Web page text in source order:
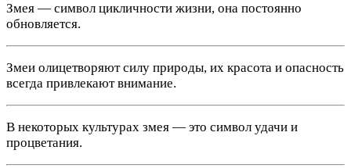
Змея — символ цикличности жизни, она постоянно
обновляется.
Змеи олицетворяют силу природы, их красота и опасность
всегда привлекают внимание.
В некоторых культурах змея — это символ удачи и
процветания.